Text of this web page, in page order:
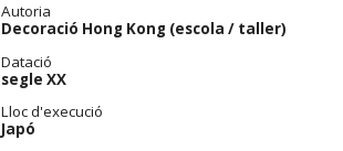
Autoria
Decoració Hong Kong (escola / taller)
Datació
segle XX
Lloc d'execució
Japó